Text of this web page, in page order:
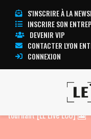
S'INSCRIRE À LA
INSCRIRE SON
DEVENIR VIP
CONTACTER LYON
CONNEXION
La Maison de la
tournant [LE Live ECO] 🎦